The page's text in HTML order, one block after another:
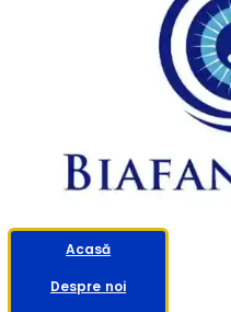
Acasă
Despre noi